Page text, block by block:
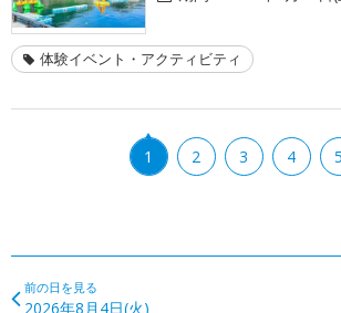
体験イベント・アクティビティ
1 2 3 4 5
前の日を見る
2026年8月4日(火)